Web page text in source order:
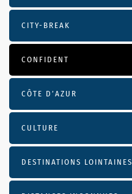
CITY-BREAK
CONFIDENT
CÔTE D’AZUR
CULTURE
DESTINATIONS LOINTAINES